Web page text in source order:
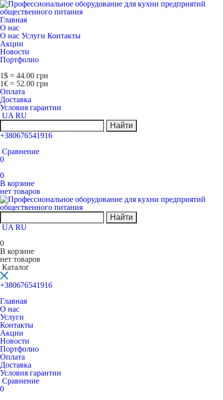
Главная
О нас
О нас Услуги Контакты
Акции
Новости
Портфолио
1$ = 44.00 грн
1€ = 52.00 грн
Оплата
Доставка
Условия гарантии
UA RU
Найти
+380676541916
Сравнение
0
0
В корзине
нет товаров
Найти
UA RU
0
В корзине
нет товаров
Каталог
+380676541916
Главная
О нас
Услуги
Контакты
Акции
Новости
Портфолио
Оплата
Доставка
Условия гарантии
Сравнение
0